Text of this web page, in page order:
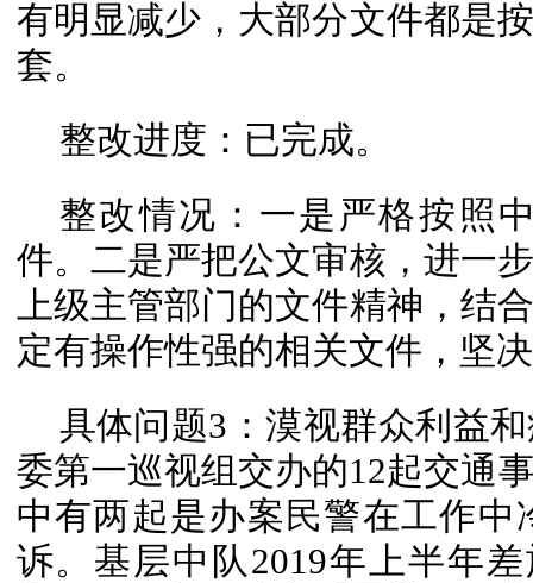
有明显减少，大部分文件都是
套。
整改进度：已完成。
整改情况：一是严格按照
件。二是严把公文审核，进一
上级主管部门的文件精神，结
定有操作性强的相关文件，坚
具体问题3：漠视群众利益
委第一巡视组交办的12起交通
中有两起是办案民警在工作
诉。基层中队2019年上半年